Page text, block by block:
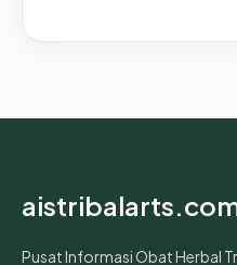
Pusat Informasi Obat Herbal